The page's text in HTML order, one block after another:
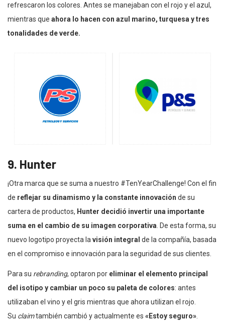
refrescaron los colores. Antes se manejaban con el rojo y el azul,
mientras que ahora lo hacen con azul marino, turquesa y tres
tonalidades de verde.
9. Hunter
¡Otra marca que se suma a nuestro #TenYearChallenge! Con el fin
de reflejar su dinamismo y la constante innovación de su
cartera de productos, Hunter decidió invertir una importante
suma en el cambio de su imagen corporativa . De esta forma, su
nuevo logotipo proyecta la visión integral de la compañía, basada
en el compromiso e innovación para la seguridad de sus clientes.
Para su rebranding, optaron por eliminar el elemento principal
del isotipo y cambiar un poco su paleta de colores: antes
utilizaban el vino y el gris mientras que ahora utilizan el rojo.
Su claimtambién cambió y actualmente es «Estoy seguro»